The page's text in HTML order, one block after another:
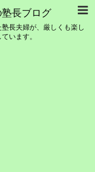
長ブログ
長夫婦が、厳しくも楽し
います。